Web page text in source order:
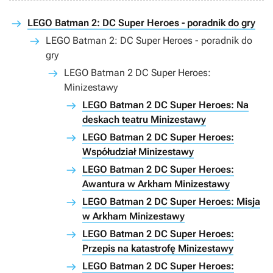
LEGO Batman 2: DC Super Heroes - poradnik do gry
LEGO Batman 2: DC Super Heroes - poradnik do
gry
LEGO Batman 2 DC Super Heroes:
Minizestawy
LEGO Batman 2 DC Super Heroes: Na
deskach teatru Minizestawy
LEGO Batman 2 DC Super Heroes:
Współudział Minizestawy
LEGO Batman 2 DC Super Heroes:
Awantura w Arkham Minizestawy
LEGO Batman 2 DC Super Heroes: Misja
w Arkham Minizestawy
LEGO Batman 2 DC Super Heroes:
Przepis na katastrofę Minizestawy
LEGO Batman 2 DC Super Heroes: